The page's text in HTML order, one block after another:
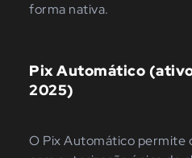
forma nativa.
Pix Automático
2025)
O Pix Automático permite